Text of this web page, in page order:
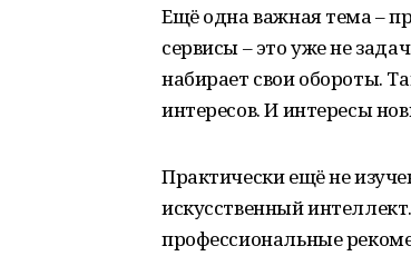
Ещё одна важная тема –
сервисы – это уже не
набирает свои обороты.
интересов. И интересы
Практически ещё не
искусственный
профессиональные